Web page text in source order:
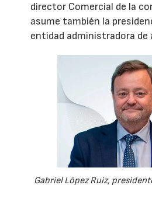
director Comercial de la
asume también la
entidad administradora de
Gabriel López Ruiz,